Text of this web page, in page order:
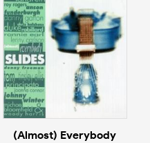
(Almost) Everybody